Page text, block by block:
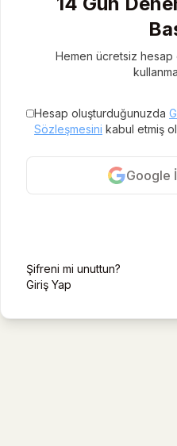
Hemen ücretsiz hesap
Hesap oluşturduğunuzda
Sözleşmesini kabul etmiş
Google
Şifreni mi unuttun?
Giriş Yap